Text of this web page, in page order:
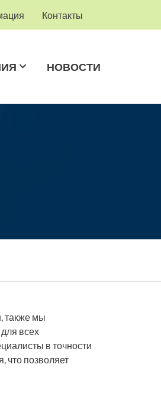
НОВОСТИ
Контакты
также мы
всех
в точности
что позволяет